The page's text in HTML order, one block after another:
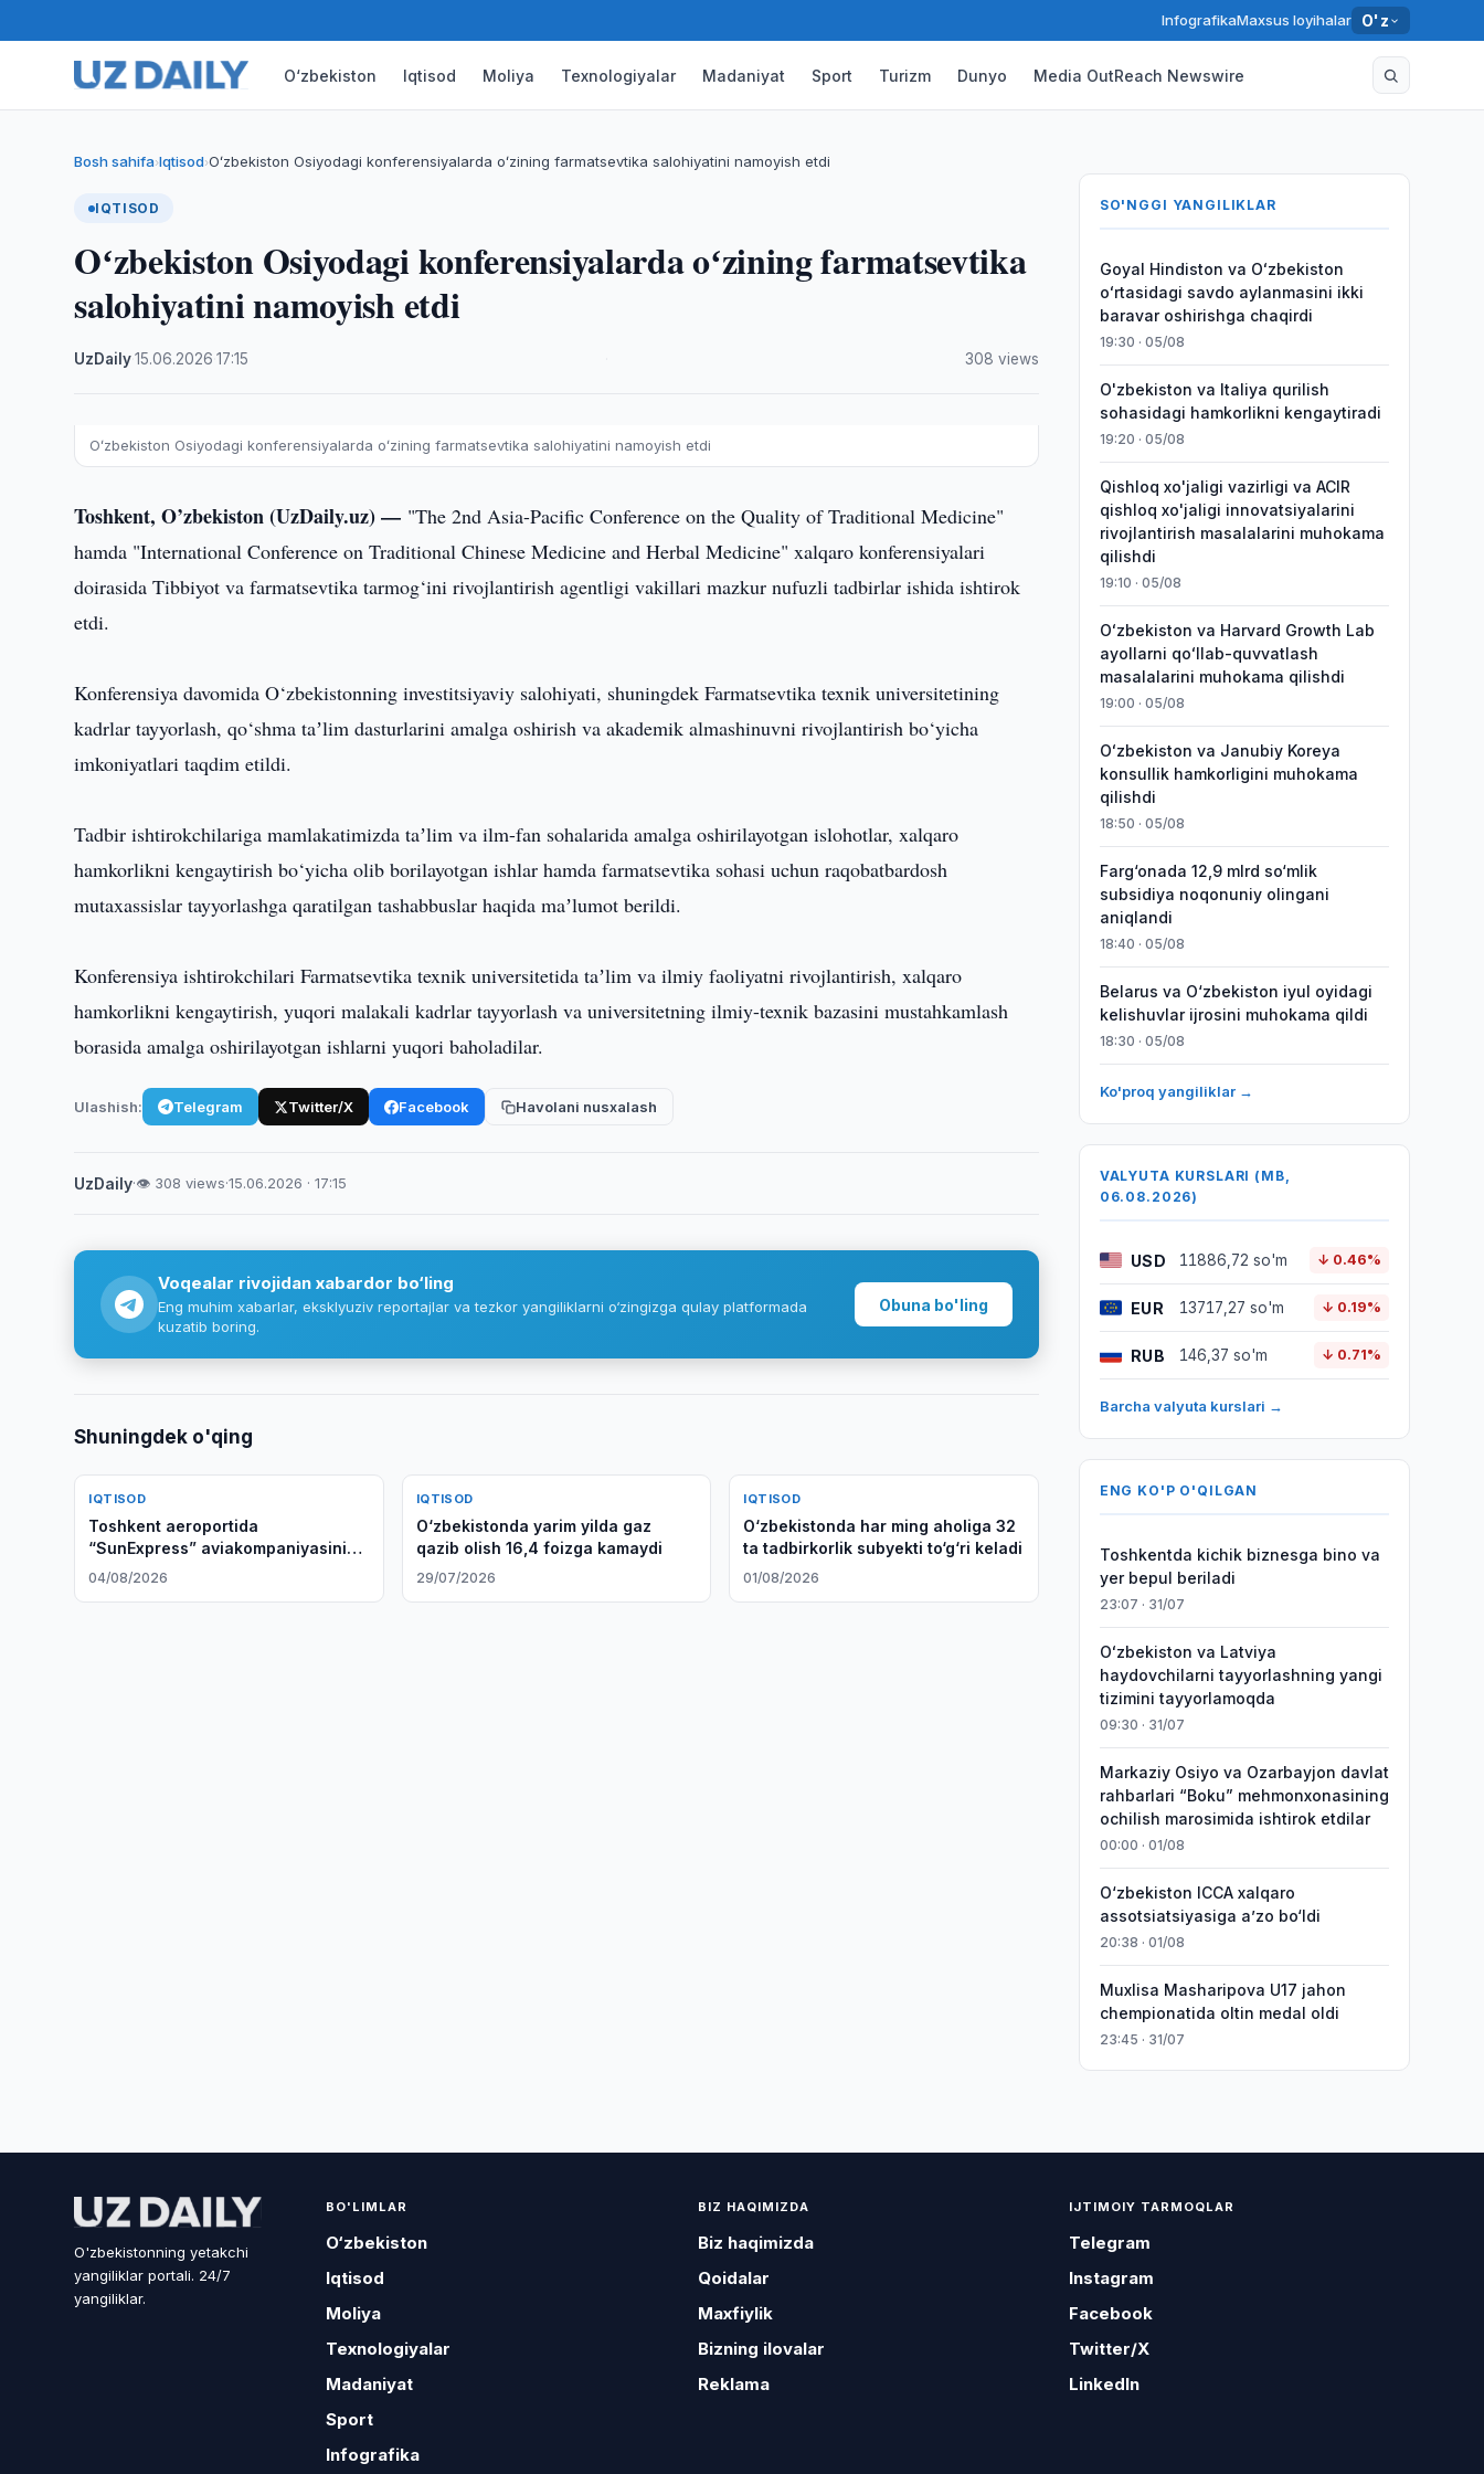
InfografikaMaxsus loyihalar O'z
O‘zbekiston Iqtisod Moliya Texnologiyalar Madaniyat Sport Turizm Dunyo Media OutReach Newswire
Bosh sahifa›Iqtisod›Oʻzbekiston Osiyodagi konferensiyalarda oʻzining farmatsevtika salohiyatini namoyish etdi
IQTISOD
Oʻzbekiston Osiyodagi konferensiyalarda oʻzining farmatsevtika
salohiyatini namoyish etdi
UzDaily·15.06.2026 ·17:15 308 views
Oʻzbekiston Osiyodagi konferensiyalarda oʻzining farmatsevtika salohiyatini namoyish etdi
Toshkent, O’zbekiston (UzDaily.uz) — "The 2nd Asia-Pacific Conference on the Quality of Traditional Medicine"
hamda "International Conference on Traditional Chinese Medicine and Herbal Medicine" xalqaro konferensiyalari
doirasida Tibbiyot va farmatsevtika tarmog‘ini rivojlantirish agentligi vakillari mazkur nufuzli tadbirlar ishida ishtirok
etdi.
Konferensiya davomida O‘zbekistonning investitsiyaviy salohiyati, shuningdek Farmatsevtika texnik universitetining
kadrlar tayyorlash, qo‘shma taʼlim dasturlarini amalga oshirish va akademik almashinuvni rivojlantirish bo‘yicha
imkoniyatlari taqdim etildi.
Tadbir ishtirokchilariga mamlakatimizda taʼlim va ilm-fan sohalarida amalga oshirilayotgan islohotlar, xalqaro
hamkorlikni kengaytirish bo‘yicha olib borilayotgan ishlar hamda farmatsevtika sohasi uchun raqobatbardosh
mutaxassislar tayyorlashga qaratilgan tashabbuslar haqida maʼlumot berildi.
Konferensiya ishtirokchilari Farmatsevtika texnik universitetida taʼlim va ilmiy faoliyatni rivojlantirish, xalqaro
hamkorlikni kengaytirish, yuqori malakali kadrlar tayyorlash va universitetning ilmiy-texnik bazasini mustahkamlash
borasida amalga oshirilayotgan ishlarni yuqori baholadilar.
Ulashish: Telegram Twitter/X Facebook Havolani nusxalash
UzDaily·👁 308 views·15.06.2026 · 17:15
Voqealar rivojidan xabardor bo‘ling
Eng muhim xabarlar, eksklyuziv reportajlar va tezkor yangiliklarni o‘zingizga qulay platformada
kuzatib boring.
Obuna bo'ling
Shuningdek o'qing
IQTISOD
Toshkent aeroportida
“SunExpress” aviakompaniyasining
Izmirdan ilk parvozi kutib olindi
04/08/2026
IQTISOD
O‘zbekistonda yarim yilda gaz
qazib olish 16,4 foizga kamaydi
29/07/2026
IQTISOD
O‘zbekistonda har ming aholiga 32
ta tadbirkorlik subyekti to‘g‘ri keladi
01/08/2026
SO'NGGI YANGILIKLAR
Goyal Hindiston va Oʻzbekiston
oʻrtasidagi savdo aylanmasini ikki
baravar oshirishga chaqirdi
19:30 · 05/08
O'zbekiston va Italiya qurilish
sohasidagi hamkorlikni kengaytiradi
19:20 · 05/08
Qishloq xo'jaligi vazirligi va ACIR
qishloq xo'jaligi innovatsiyalarini
rivojlantirish masalalarini muhokama
qilishdi
19:10 · 05/08
Oʻzbekiston va Harvard Growth Lab
ayollarni qoʻllab-quvvatlash
masalalarini muhokama qilishdi
19:00 · 05/08
Oʻzbekiston va Janubiy Koreya
konsullik hamkorligini muhokama
qilishdi
18:50 · 05/08
Farg‘onada 12,9 mlrd so‘mlik
subsidiya noqonuniy olingani
aniqlandi
18:40 · 05/08
Belarus va O‘zbekiston iyul oyidagi
kelishuvlar ijrosini muhokama qildi
18:30 · 05/08
Ko'proq yangiliklar →
VALYUTA KURSLARI (MB,
06.08.2026)
USD 11886,72 so'm ↓ 0.46%
EUR 13717,27 so'm ↓ 0.19%
RUB 146,37 so'm ↓ 0.71%
Barcha valyuta kurslari →
ENG KO'P O'QILGAN
Toshkentda kichik biznesga bino va
yer bepul beriladi
23:07 · 31/07
Oʻzbekiston va Latviya
haydovchilarni tayyorlashning yangi
tizimini tayyorlamoqda
09:30 · 31/07
Markaziy Osiyo va Ozarbayjon davlat
rahbarlari “Boku” mehmonxonasining
ochilish marosimida ishtirok etdilar
00:00 · 01/08
O‘zbekiston ICCA xalqaro
assotsiatsiyasiga aʼzo bo‘ldi
20:38 · 01/08
Muxlisa Masharipova U17 jahon
chempionatida oltin medal oldi
23:45 · 31/07
O'zbekistonning yetakchi
yangiliklar portali. 24/7
yangiliklar.
BO'LIMLAR
O‘zbekiston
Iqtisod
Moliya
Texnologiyalar
Madaniyat
Sport
Infografika
BIZ HAQIMIZDA
Biz haqimizda
Qoidalar
Maxfiylik
Bizning ilovalar
Reklama
IJTIMOIY TARMOQLAR
Telegram
Instagram
Facebook
Twitter/X
LinkedIn